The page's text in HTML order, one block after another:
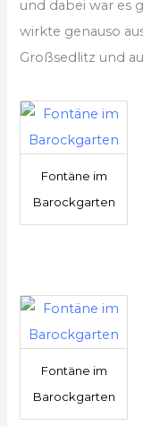
und dabei war es
wirkte genauso
Großsedlitz und
Fontäne im
Barockgarten
Fontäne im
Barockgarten